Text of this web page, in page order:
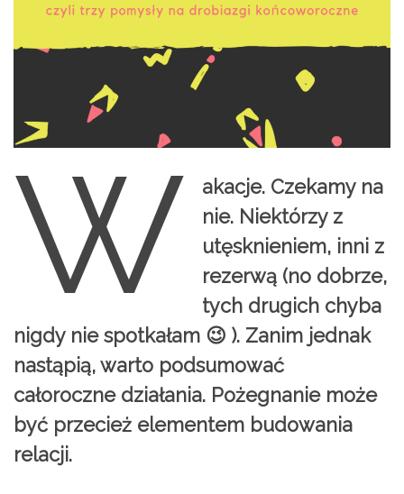
W
akacje. Czekamy na
nie. Niektórzy z
utęsknieniem, inni z
rezerwą (no dobrze,
tych drugich chyba
nigdy nie spotkałam 😉 ). Zanim jednak
nastąpią, warto podsumować
całoroczne działania. Pożegnanie może
być przecież elementem budowania
relacji.